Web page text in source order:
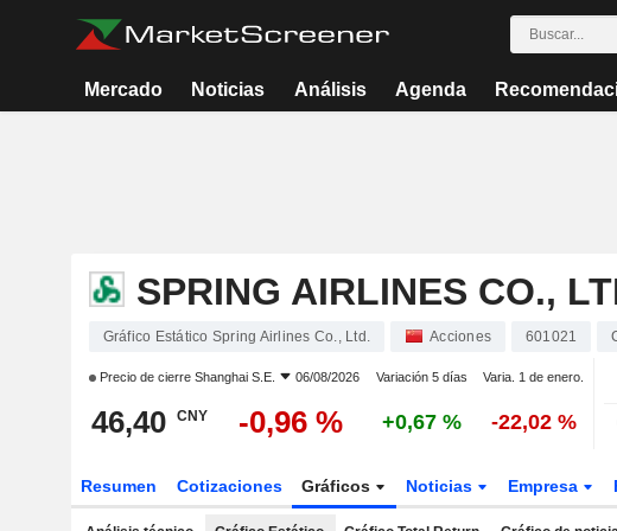
Mercado Noticias Análisis Agenda
SPRING AIRLINES CO.,
Gráfico Estático Spring Airlines Co., Ltd. Acciones 601021
Precio de cierre Shanghai S.E. 06/08/2026 Variación 5 días Varia. 1 de enero.
46,40 CNY -0,96 % +0,67 % -22,02 %
Resumen Cotizaciones Gráficos Noticias Empresa